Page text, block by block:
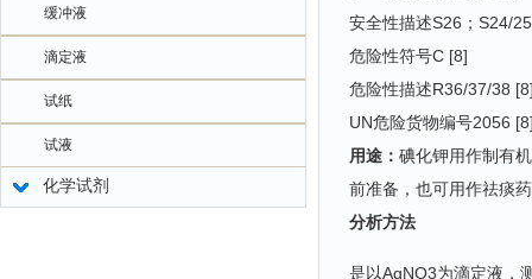
缓冲液
滴定液
试纸
试液
化学试剂
安全性描述S26；S24/
危险性符号C [8]
危险性描述R36/37/38
UN危险货物编号2056
用途： 碘化钾用作制有
前准备，也可用作祛痰
分析方法
是以AgNO3为滴定液，